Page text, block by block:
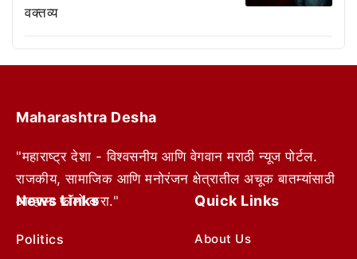
वक्तव्य
Maharashtra Desha
"महाराष्ट्र देशा - विश्वसनीय आणि वेगवान मराठी न्यूज पोर्टल.
राजकीय, सामाजिक आणि मनोरंजन क्षेत्रातील अचूक बातम्यांसाठी
आम्हाला फॉलो करा."
News Links
Politics
Quick Links
About Us